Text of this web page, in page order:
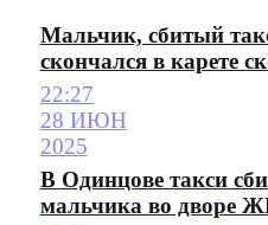
Мальчик, сбитый
скончался в карете
22:27
28 ИЮН
2025
В Одинцове такси
мальчика во дворе